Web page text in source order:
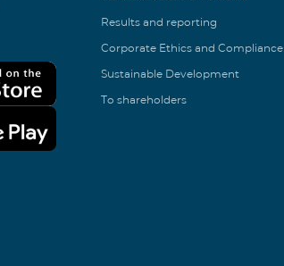
Results and reporting
Corporate Ethics and Compliance
Sustainable Development
To shareholders